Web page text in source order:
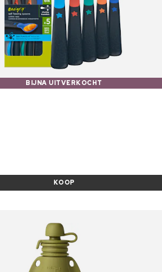
BIJNA UITVERKOCHT
KOOP